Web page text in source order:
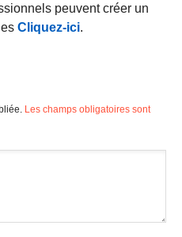
peuvent créer un
Cliquez-ici.
Les champs obligatoires sont